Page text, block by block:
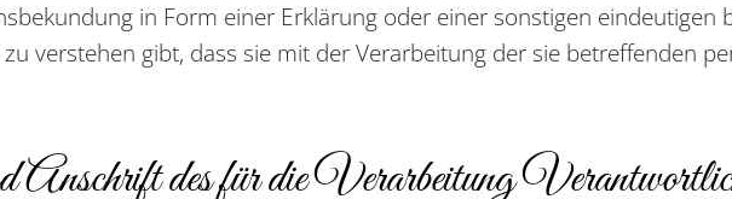
in Form einer Erklärung oder einer sonstigen
verstehen gibt, dass sie mit der Verarbeitung der sie betreffenden
Anschrift des für die Verarbeitung